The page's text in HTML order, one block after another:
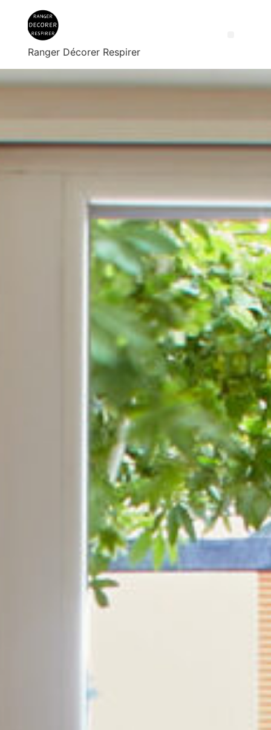
Ranger Décorer Respirer